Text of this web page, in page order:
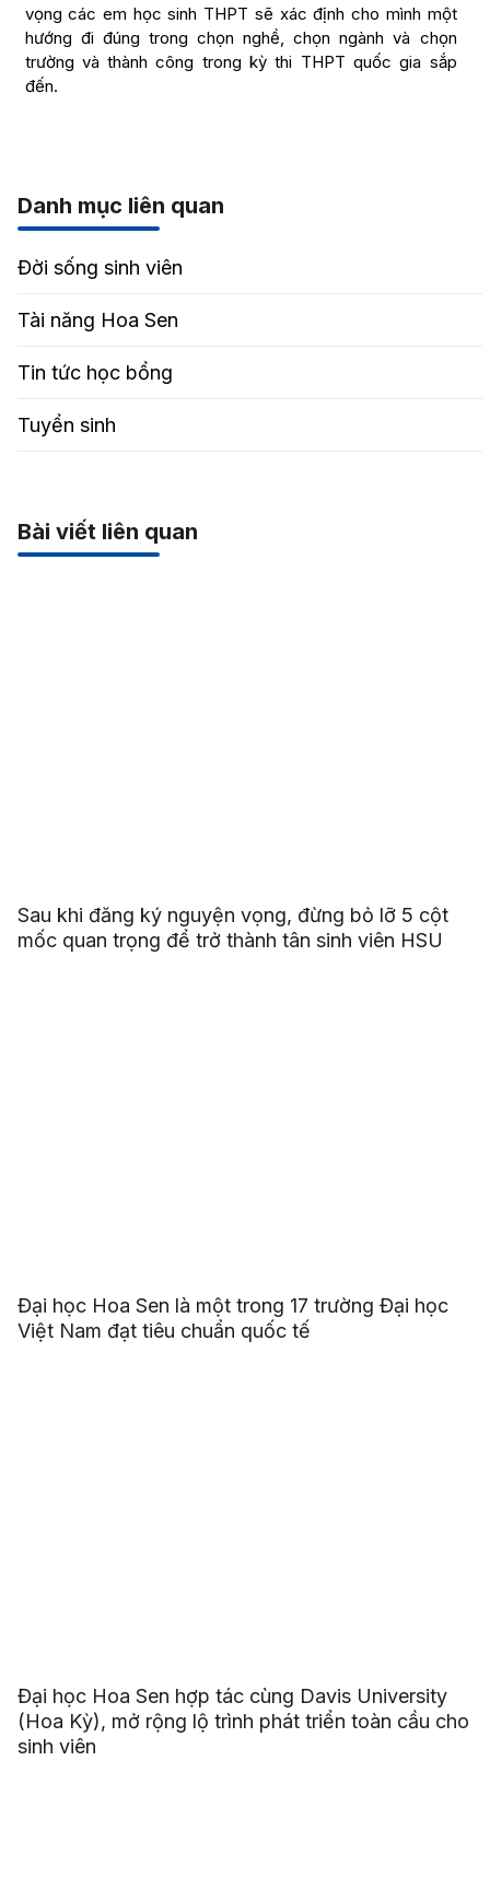
vọng các em học sinh THPT sẽ xác định cho mình một
hướng đi đúng trong chọn nghề, chọn ngành và chọn
trường và thành công trong kỳ thi THPT quốc gia sắp
đến.
Danh mục liên quan
Đời sống sinh viên
Tài năng Hoa Sen
Tin tức học bổng
Tuyển sinh
Bài viết liên quan
Sau khi đăng ký nguyện vọng, đừng bỏ lỡ 5 cột
mốc quan trọng để trở thành tân sinh viên HSU
Đại học Hoa Sen là một trong 17 trường Đại học
Việt Nam đạt tiêu chuẩn quốc tế
Đại học Hoa Sen hợp tác cùng Davis University
(Hoa Kỳ), mở rộng lộ trình phát triển toàn cầu cho
sinh viên